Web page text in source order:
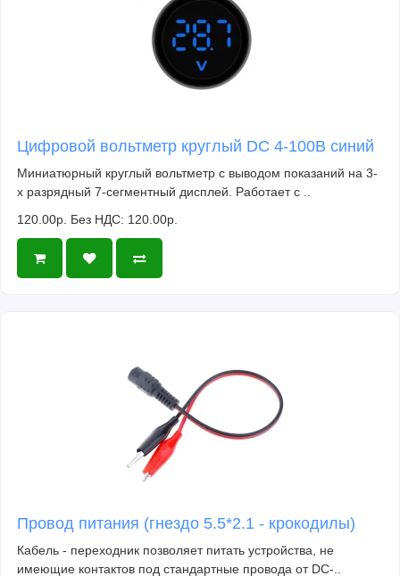
Цифровой вольтметр круглый DC 4-100В синий
Миниатюрный круглый вольтметр с выводом показаний на 3-
х разрядный 7-сегментный дисплей. Работает с ..
120.00р. Без НДС: 120.00р.
Провод питания (гнездо 5.5*2.1 - крокодилы)
Кабель - переходник позволяет питать устройства, не
имеющие контактов под стандартные провода от DC-..